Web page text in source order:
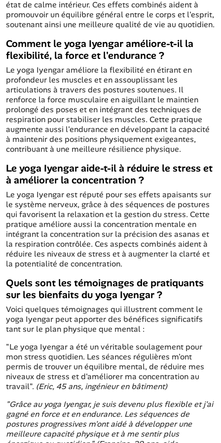
état de calme intérieur. Ces effets combinés aident à
promouvoir un équilibre général entre le corps et l'esprit,
soutenant ainsi une meilleure qualité de vie au quotidien.
Comment le yoga Iyengar améliore-t-il la
flexibilité, la force et l'endurance ?
Le yoga Iyengar améliore la flexibilité en étirant en
profondeur les muscles et en assouplissant les
articulations à travers des postures soutenues. Il
renforce la force musculaire en aiguillant le maintien
prolongé des poses et en intégrant des techniques de
respiration pour stabiliser les muscles. Cette pratique
augmente aussi l'endurance en développant la capacité
à maintenir des positions physiquement exigeantes,
contribuant à une meilleure résilience physique.
Le yoga Iyengar aide-t-il à réduire le stress et
à améliorer la concentration ?
Le yoga Iyengar est réputé pour ses effets apaisants sur
le système nerveux, grâce à des séquences de postures
qui favorisent la relaxation et la gestion du stress. Cette
pratique améliore aussi la concentration mentale en
intégrant la concentration sur la précision des asanas et
la respiration contrôlée. Ces aspects combinés aident à
réduire les niveaux de stress et à augmenter la clarté et
la potentialité de concentration.
Quels sont les témoignages de pratiquants
sur les bienfaits du yoga Iyengar ?
Voici quelques témoignages qui illustrent comment le
yoga Iyengar peut apporter des bénéfices significatifs
tant sur le plan physique que mental :
"Le yoga Iyengar a été un véritable soulagement pour
mon stress quotidien. Les séances régulières m'ont
permis de trouver un équilibre mental, de réduire mes
niveaux de stress et d'améliorer ma concentration au
travail". (Eric, 45 ans, ingénieur en bâtiment)
"Grâce au yoga Iyengar, je suis devenu plus flexible et j'ai
gagné en force et en endurance. Les séquences de
postures progressives m'ont aidé à développer une
meilleure capacité physique et à me sentir plus